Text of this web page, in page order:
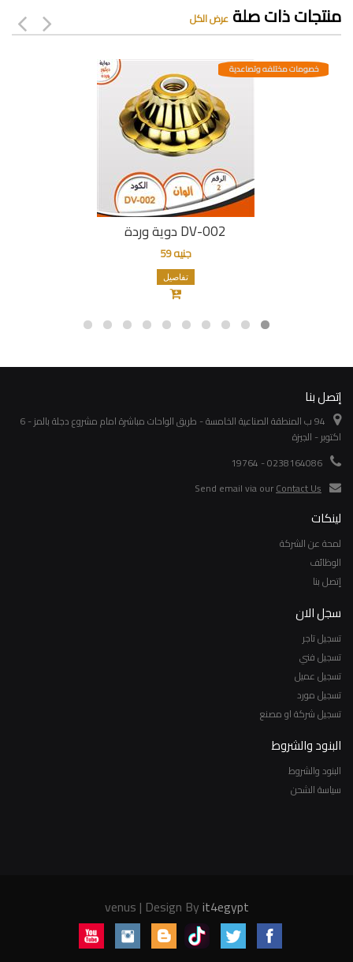
منتجات ذات صلة عرض الكل
دوية وردة DV-002
خصومات مختلفه وتصاعدية
جنيه 59
تفاصيل
إتصل بنا
94 ب المنطقة الصناعية الخامسة - طريق الواحات مباشرة امام مشروع دجلة بالمز - 6
اكتوبر - الجيزة
0238164086 - 19764
Send email via ourContact Us
لينكات
لمحة عن الشركة
الوظائف
إتصل بنا
سجل الان
تسجيل تاجر
تسجيل فني
تسجيل عميل
تسجيل مورد
تسجيل شركة او مصنع
البنود والشروط
البنود والشروط
سياسة الشحن
venus | Design Byit4egypt